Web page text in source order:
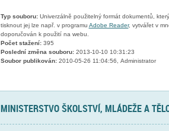
Typ souboru:Univerzálně použitelný formát dokumentů,
tisknout jej lze např. v programu Adobe Reader, vytvářet v
doporučován k použití na webu.
Počet stažení:395
Poslední změna souboru:2013-10-10 10:31:23
Soubor publikován:2010-05-26 11:04:56, Administrator
MINISTERSTVO ŠKOLSTVÍ, MLÁDEŽE A